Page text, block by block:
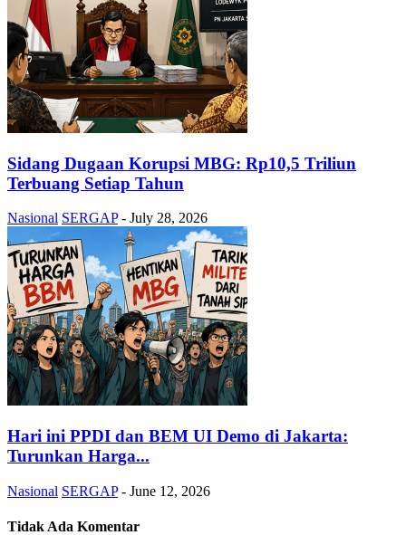
Sidang Dugaan Korupsi MBG: Rp10,5 Triliun
Terbuang Setiap Tahun
Nasional SERGAP - July 28, 2026
Hari ini PPDI dan BEM UI Demo di Jakarta:
Turunkan Harga...
Nasional SERGAP - June 12, 2026
Tidak Ada Komentar